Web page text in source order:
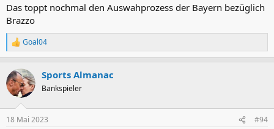
Das toppt nochmal den Auswahprozess der Bayern bezüglich
Brazzo
R
e
k
t
i
e
Goal04
Sports Almanac
Bankspieler
18 Mai 2023 #94